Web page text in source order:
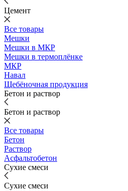
Цемент
Все товары
Мешки
Мешки в МКР
Мешки в термоплёнке
МКР
Навал
Щебёночная продукция
Бетон и раствор
Бетон и раствор
Все товары
Бетон
Раствор
Асфальтобетон
Сухие смеси
Сухие смеси